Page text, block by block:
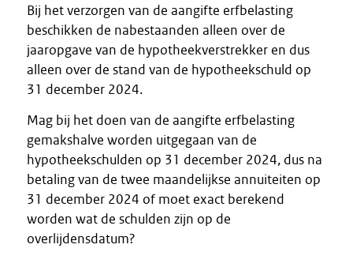
Bij het verzorgen van de aangifte erfbelasting
beschikken de nabestaanden alleen over de
jaaropgave van de hypotheekverstrekker en dus
alleen over de stand van de hypotheekschuld op
31 december 2024.
Mag bij het doen van de aangifte erfbelasting
gemakshalve worden uitgegaan van de
hypotheekschulden op 31 december 2024, dus na
betaling van de twee maandelijkse annuiteiten op
31 december 2024 of moet exact berekend
worden wat de schulden zijn op de
overlijdensdatum?